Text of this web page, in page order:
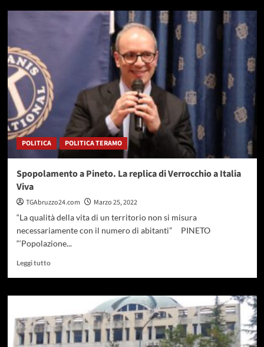
su
consiliare
a
Martinsicuro
POLITICA POLITICA TERAMO
Spopolamento a Pineto. La replica di Verrocchio a Italia
Viva
TGAbruzzo24.com
Marzo 25, 2022
“La qualità della vita di un territorio non si misura
necessariamente con il numero di abitanti” PINETO
“‘Popolazione...
Leggi tuttoLeggi
su
Spopolamento
a
Pineto.